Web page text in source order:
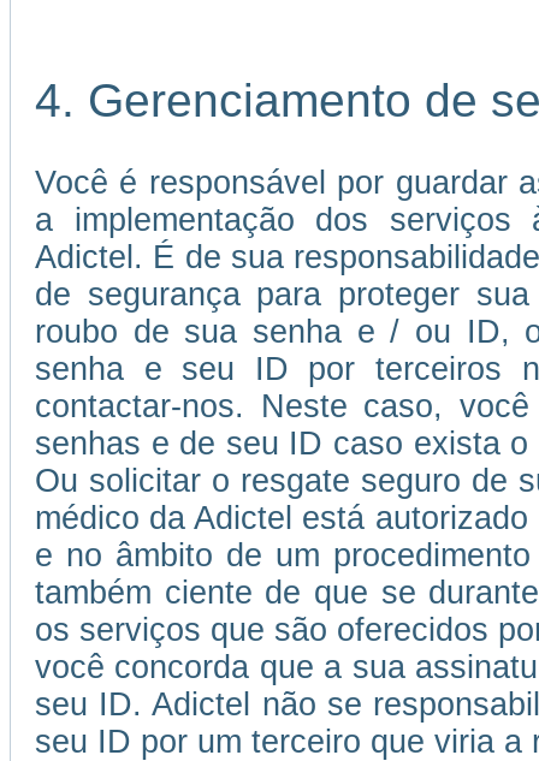
4. Gerenciamento de
Você é responsável por guardar
a implementação dos
Adictel. É de sua
de segurança para proteger
roubo de sua senha e / ou ID,
senha e seu ID por terceiros
contactar-nos. Neste caso,
senhas e de seu ID caso exista
Ou solicitar o resgate seguro de
médico da Adictel está
e no âmbito de um
também ciente de que se
os serviços que são oferecidos
você concorda que a sua
seu ID. Adictel não se
seu ID por um terceiro que viria a